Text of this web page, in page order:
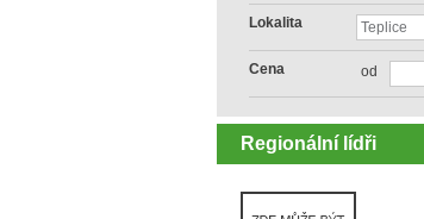
Lokalita
Cena od
Regionální lídři